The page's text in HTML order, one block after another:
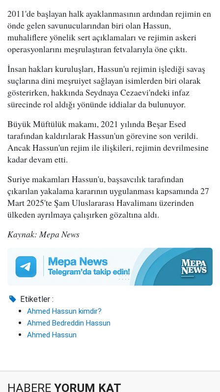
2011'de başlayan halk ayaklanmasının ardından rejimin en
önde gelen savunucularından biri olan Hassun,
muhaliflere yönelik sert açıklamaları ve rejimin askeri
operasyonlarını meşrulaştıran fetvalarıyla öne çıktı.
İnsan hakları kuruluşları, Hassun'u rejimin işlediği savaş
suçlarına dini meşruiyet sağlayan isimlerden biri olarak
gösterirken, hakkında Seydnaya Cezaevi'ndeki infaz
sürecinde rol aldığı yönünde iddialar da bulunuyor.
Büyük Müftülük makamı, 2021 yılında Beşar Esed
tarafından kaldırılarak Hassun'un görevine son verildi.
Ancak Hassun'un rejim ile ilişkileri, rejimin devrilmesine
kadar devam etti.
Suriye makamları Hassun'u, başsavcılık tarafından
çıkarılan yakalama kararının uygulanması kapsamında 27
Mart 2025'te Şam Uluslararası Havalimanı üzerinden
ülkeden ayrılmaya çalışırken gözaltına aldı.
Kaynak: Mepa News
Etiketler :
Ahmed Hassun kimdir?
Ahmed Bedreddin Hassun
Ahmed Hassun
HABERE YORUM KAT